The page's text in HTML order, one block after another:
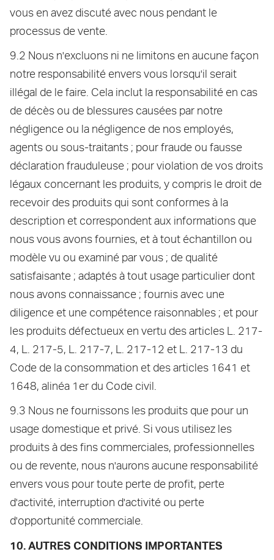
vous en avez discuté avec nous pendant le
processus de vente.
9.2 Nous n'excluons ni ne limitons en aucune façon
notre responsabilité envers vous lorsqu'il serait
illégal de le faire. Cela inclut la responsabilité en cas
de décès ou de blessures causées par notre
négligence ou la négligence de nos employés,
agents ou sous-traitants ; pour fraude ou fausse
déclaration frauduleuse ; pour violation de vos droits
légaux concernant les produits, y compris le droit de
recevoir des produits qui sont conformes à la
description et correspondent aux informations que
nous vous avons fournies, et à tout échantillon ou
modèle vu ou examiné par vous ; de qualité
satisfaisante ; adaptés à tout usage particulier dont
nous avons connaissance ; fournis avec une
diligence et une compétence raisonnables ; et pour
les produits défectueux en vertu des articles L. 217-
4, L. 217-5, L. 217-7, L. 217-12 et L. 217-13 du
Code de la consommation et des articles 1641 et
1648, alinéa 1er du Code civil.
9.3 Nous ne fournissons les produits que pour un
usage domestique et privé. Si vous utilisez les
produits à des fins commerciales, professionnelles
ou de revente, nous n'aurons aucune responsabilité
envers vous pour toute perte de profit, perte
d'activité, interruption d'activité ou perte
d'opportunité commerciale.
10. AUTRES CONDITIONS IMPORTANTES